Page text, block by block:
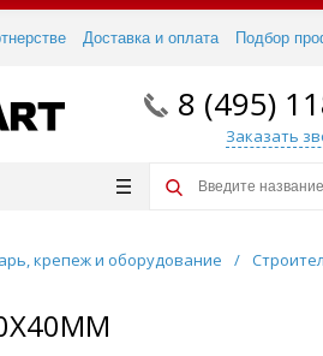
Доставка и оплата Подбор
8 (495)
Заказать
крепеж и оборудование /